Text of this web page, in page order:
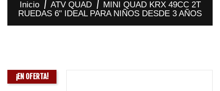
Inicio ATV QUAD
MINI QUAD KRX 49CC 2T
RUEDAS 6" IDEAL PARA NIÑOS DESDE 3 AÑOS
¡EN OFERTA!